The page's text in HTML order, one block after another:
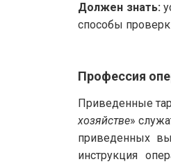
Должен знать:
способы
Профессия
Приведенные
хозяйстве»
приведенных
инструкция